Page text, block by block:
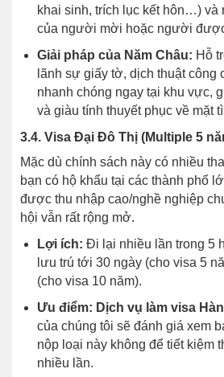
khai sinh, trích lục kết hôn…) và
của người mời hoặc người
Giải pháp của Năm Châu: Hỗ
lãnh sự giấy tờ, dịch thuật công
nhanh chóng ngay tại khu vực,
và giàu tính thuyết phục về mặt
3.4. Visa Đại Đô Thị (Multiple 5
Mặc dù chính sách này có nhiều
bạn có hộ khẩu tại các thành phố
được thu nhập cao/nghề nghiệp
hội vẫn rất rộng mở.
Lợi ích: Đi lại nhiều lần trong 5
lưu trú tới 30 ngày (cho visa 5
(cho visa 10 năm).
Ưu điểm: Dịch vụ làm visa
của chúng tôi sẽ đánh giá xem
nộp loại này không để tiết kiệm
nhiều lần.